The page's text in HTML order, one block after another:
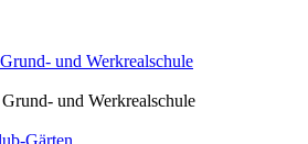
und Werkrealschule
und Werkrealschule
Gärten